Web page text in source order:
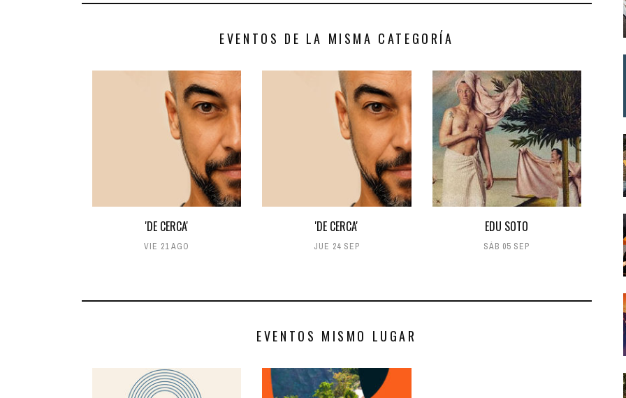
EVENTOS DE LA MISMA CATEGORÍA
'DE CERCA'
VIE 21 AGO
'DE CERCA'
JUE 24 SEP
EDU SOTO
SÁB 05 SEP
EVENTOS MISMO LUGAR